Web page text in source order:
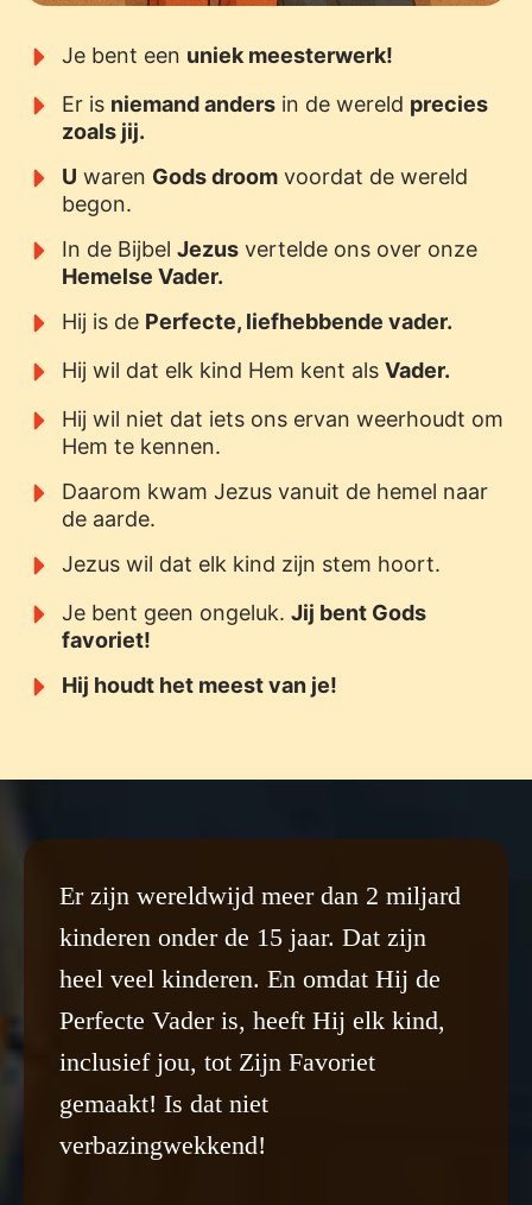
Je bent een uniek meesterwerk!
Er is niemand anders in de wereld precies
zoals jij.
U waren Gods droom voordat de wereld
begon.
In de Bijbel Jezus vertelde ons over onze
Hemelse Vader.
Hij is de Perfecte, liefhebbende vader.
Hij wil dat elk kind Hem kent als Vader.
Hij wil niet dat iets ons ervan weerhoudt om
Hem te kennen.
Daarom kwam Jezus vanuit de hemel naar
de aarde.
Jezus wil dat elk kind zijn stem hoort.
Je bent geen ongeluk. Jij bent Gods
favoriet!
Hij houdt het meest van je!
Er zijn wereldwijd meer dan 2 miljard
kinderen onder de 15 jaar. Dat zijn
heel veel kinderen. En omdat Hij de
Perfecte Vader is, heeft Hij elk kind,
inclusief jou, tot Zijn Favoriet
gemaakt! Is dat niet
verbazingwekkend!